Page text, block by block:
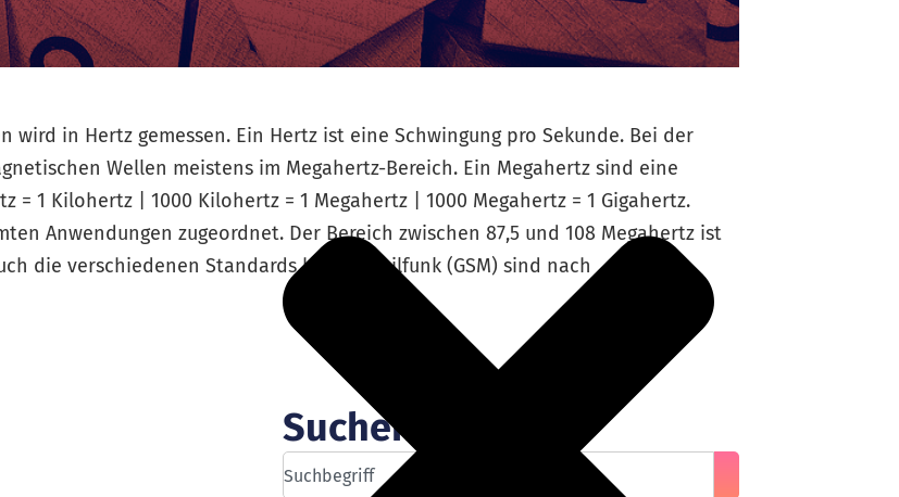
wird in Hertz gemessen. Ein Hertz ist eine Schwingung pro Sekunde. Bei der
Wellen meistens im Megahertz-Bereich. Ein Megahertz sind eine
= 1 Kilohertz | 1000 Kilohertz = 1 Megahertz | 1000 Megahertz = 1 Gigahertz.
Anwendungen zugeordnet. Der Bereich zwischen 87,5 und 108 Megahertz ist
die verschiedenen Standards beim Mobilfunk (GSM) sind nach
Suchen